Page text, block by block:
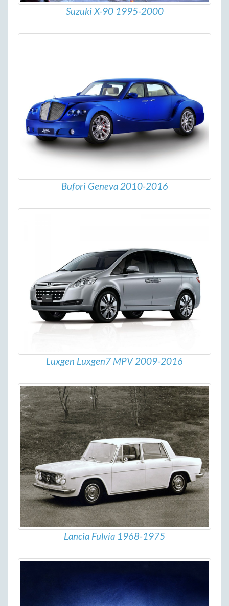
Suzuki X-90 1995-2000
Bufori Geneva 2010-2016
Luxgen Luxgen7 MPV 2009-2016
Lancia Fulvia 1968-1975